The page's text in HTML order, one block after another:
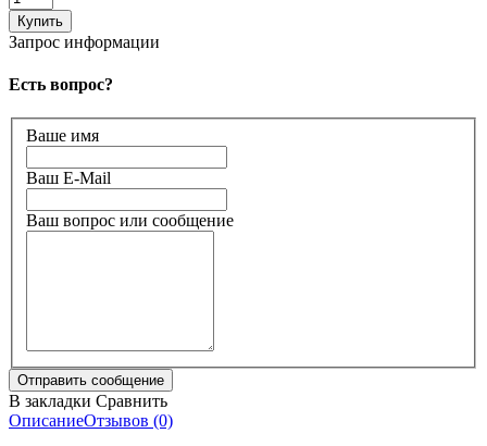
Запрос информации
Есть вопрос?
Ваше имя
Ваш E-Mail
Ваш вопрос или сообщение
В закладки Сравнить
ОписаниеОтзывов (0)